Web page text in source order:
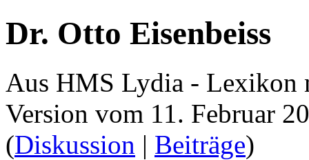
Dr. Otto Eisenbeiss
Aus HMS Lydia - Lexikon
Version vom 11. Februar
(Diskussion | Beiträge)